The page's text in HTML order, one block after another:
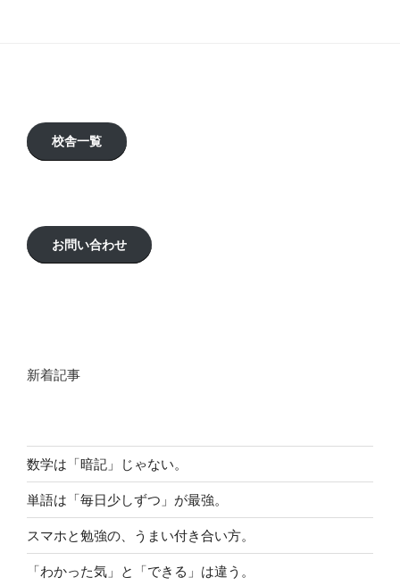
校舎一覧
お問い合わせ
新着記事
数学は「暗記」じゃない。
単語は「毎日少しずつ」が最強。
スマホと勉強の、うまい付き合い方。
「わかった気」と「できる」は違う。